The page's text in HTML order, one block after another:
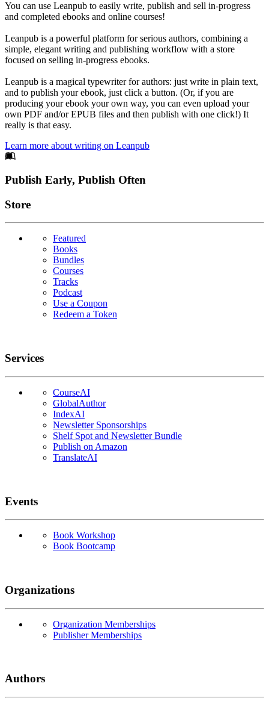
You can use Leanpub to easily write, publish and sell in-progress
and completed ebooks and online courses!
Leanpub is a powerful platform for serious authors, combining a
simple, elegant writing and publishing workflow with a store
focused on selling in-progress ebooks.
Leanpub is a magical typewriter for authors: just write in plain text,
and to publish your ebook, just click a button. (Or, if you are
producing your ebook your own way, you can even upload your
own PDF and/or EPUB files and then publish with one click!) It
really is that easy.
Learn more about writing on Leanpub
Footer
Publish Early, Publish Often
Links
Store
Featured
Books
Bundles
Courses
Tracks
Podcast
Use a Coupon
Redeem a Token
Services
CourseAI
GlobalAuthor
IndexAI
Newsletter Sponsorships
Shelf Spot and Newsletter Bundle
Publish on Amazon
TranslateAI
Events
Book Workshop
Book Bootcamp
Organizations
Organization Memberships
Publisher Memberships
Authors